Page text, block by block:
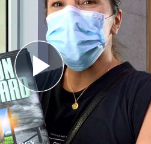
Scientology Kirkens Frivillige
Hjælpere